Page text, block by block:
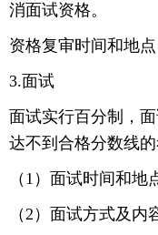
消面试资格。
资格复审时间和地点
3.面试
面试实行百分制，
达不到合格分数线
（1）面试时间和地
（2）面试方式及内